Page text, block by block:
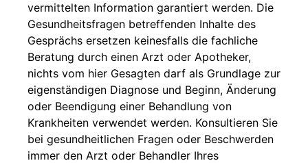
vermittelten Information garantiert werden. Die
Gesundheitsfragen betreffenden Inhalte des
Gesprächs ersetzen keinesfalls die fachliche
Beratung durch einen Arzt oder Apotheker,
nichts vom hier Gesagten darf als Grundlage zur
eigenständigen Diagnose und Beginn, Änderung
oder Beendigung einer Behandlung von
Krankheiten verwendet werden. Konsultieren Sie
bei gesundheitlichen Fragen oder Beschwerden
immer den Arzt oder Behandler Ihres